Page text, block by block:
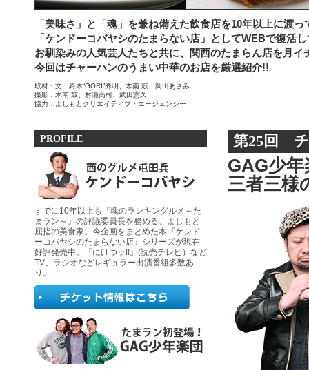
「美味さ」と「魂」を兼ね備えた飲食店を10年以上に渡
「ケンドーコバヤシのたまらない店」としてWEBで復活
お馴染みの人気芸人たちと共に、関西のたまらん店を月イ
今回はチャーハンのうまい中華のお店を厳選紹介!!
取材・文：鈴木“GORI”秀明、木南 鼓、岡田あさみ
撮影：木南 鼓、村瀬高司、武田憲久
協力：よしもとクリエイティブ・エージェンシー
PROFILE
すでに10年以上も『魂のランキングルメ～た
まラン～』の評議委員長を務める、よしもと
屈指の美食家。今企画をまとめた本『ケンド
ーコバヤシのたまらない店』シリーズが現在
好評発売中。『にけつッ!!』(読売テレビ）など
TV、ラジオなどレギュラー出演番組多数あ
り。
第25回 チ
GAG少
三者三様